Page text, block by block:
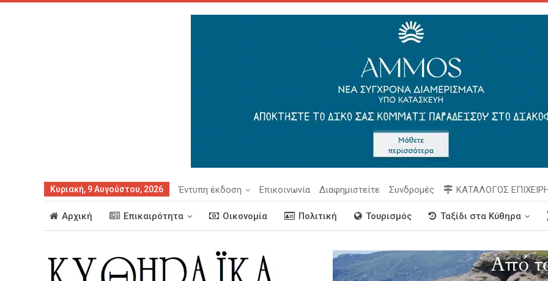
Κυριακή, 9 Αυγούστου, 2026 Έντυπη έκδοση Επικοινωνία Διαφημιστείτε Συνδρομές ΚΑΤΑΛΟΓΟΣ
Αρχική Επικαιρότητα Οικονομία Πολιτική Τουρισμός Ταξίδι στα Κύθηρα